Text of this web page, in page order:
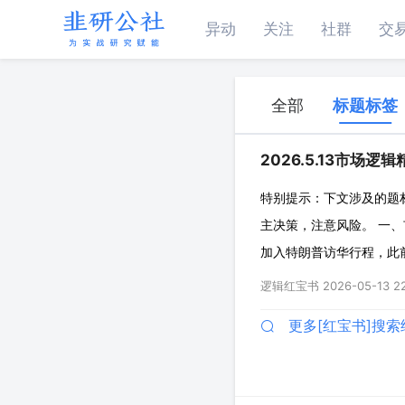
异动 关注 社群 交
全部 标题标签
2026.5.13市场逻辑
特别提示：下文涉及的
主决策，注意风险。 一
加入特朗普访华行程，
并网前置条件 ◇HVDC：
逻辑红宝书 2026-05-13
更多[红宝书]搜索